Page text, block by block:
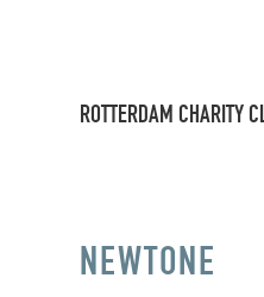
ROTTERDAM CHARITY
NEWTONE